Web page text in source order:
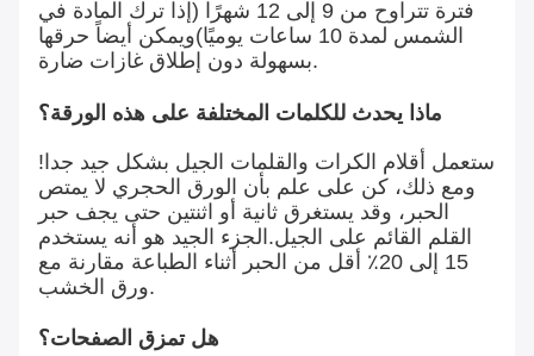
فترة تتراوح من 9 إلى 12 شهرًا (إذا ترك المادة في
الشمس لمدة 10 ساعات يوميًا)ويمكن أيضاً حرقها
بسهولة دون إطلاق غازات ضارة.
ماذا يحدث للكلمات المختلفة على هذه الورقة؟
ستعمل أقلام الكرات والقلمات الجيل بشكل جيد جدا!
ومع ذلك، كن على علم بأن الورق الحجري لا يمتص
الحبر، وقد يستغرق ثانية أو اثنتين حتى يجف حبر
القلم القائم على الجيل.الجزء الجيد هو أنه يستخدم
15 إلى 20٪ أقل من الحبر أثناء الطباعة مقارنة مع
ورق الخشب.
هل تمزق الصفحات؟